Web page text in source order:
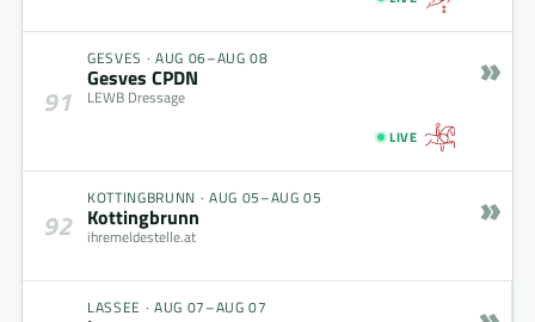
91
GESVES · AUG 06–AUG 08
Gesves CPDN
LEWB Dressage
LIVE
»
92
KOTTINGBRUNN · AUG 05–AUG 05
Kottingbrunn
ihremeldestelle.at
»
LASSEE · AUG 07–AUG 07